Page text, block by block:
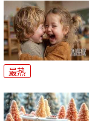
最热